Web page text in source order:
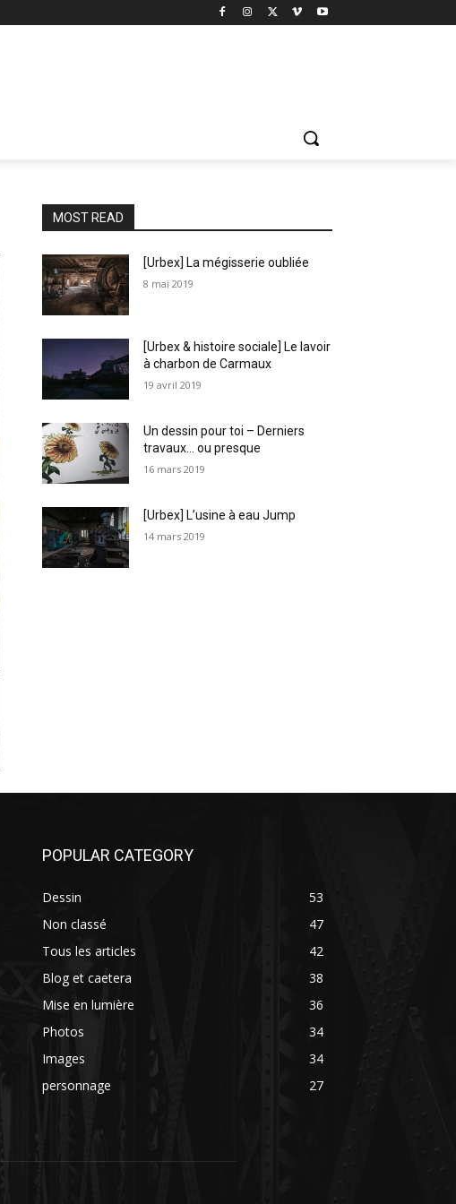
MOST READ
[Urbex] La mégisserie oubliée
8 mai 2019
[Urbex & histoire sociale] Le lavoir
à charbon de Carmaux
19 avril 2019
Un dessin pour toi – Derniers
travaux… ou presque
16 mars 2019
[Urbex] L’usine à eau Jump
14 mars 2019
POPULAR CATEGORY
Dessin
53
Non classé
47
Tous les articles
42
Blog et caetera
38
Mise en lumière
36
Photos
34
Images
34
personnage
27